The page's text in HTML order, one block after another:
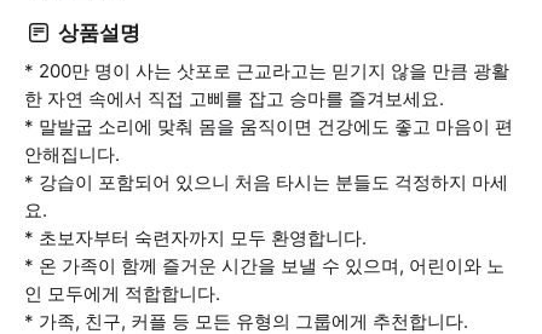
상품설명
* 200만 명이 사는 삿포로 근교라고는 믿기지 않을 만큼 광활
한 자연 속에서 직접 고삐를 잡고 승마를 즐겨보세요.
* 말발굽 소리에 맞춰 몸을 움직이면 건강에도 좋고 마음이 편
안해집니다.
* 강습이 포함되어 있으니 처음 타시는 분들도 걱정하지 마세
요.
* 초보자부터 숙련자까지 모두 환영합니다.
* 온 가족이 함께 즐거운 시간을 보낼 수 있으며, 어린이와 노
인 모두에게 적합합니다.
* 가족, 친구, 커플 등 모든 유형의 그룹에게 추천합니다.